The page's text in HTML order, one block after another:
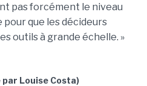
pas forcément le niveau
que les décideurs
outils à grande échelle. »
par Louise Costa)